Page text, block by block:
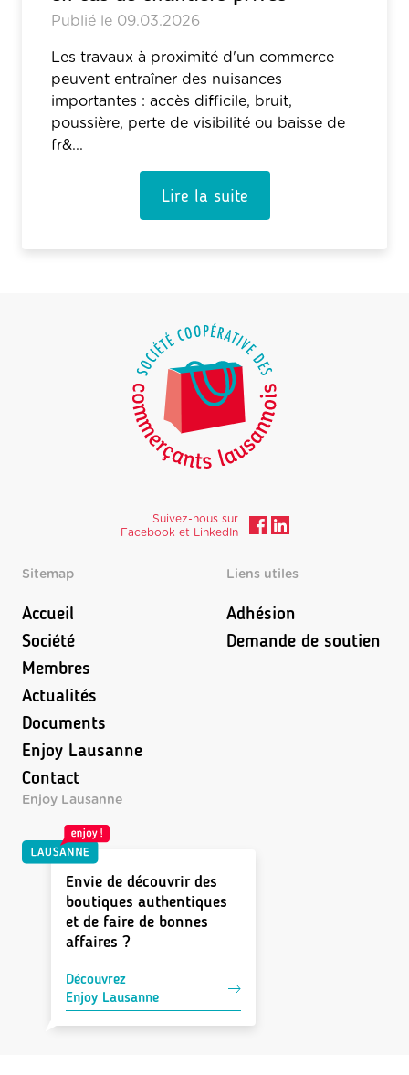
Publié le 09.03.2026
Les travaux à proximité d'un commerce
peuvent entraîner des nuisances
importantes : accès difficile, bruit,
poussière, perte de visibilité ou baisse de
fr&...
Lire la suite
Suivez-nous sur
Facebook et LinkedIn
Sitemap
Accueil
Société
Membres
Actualités
Documents
Enjoy Lausanne
Contact
Liens utiles
Adhésion
Demande de soutien
Enjoy Lausanne
Envie de découvrir des
boutiques authentiques
et de faire de bonnes
affaires ?
Découvrez
Enjoy Lausanne